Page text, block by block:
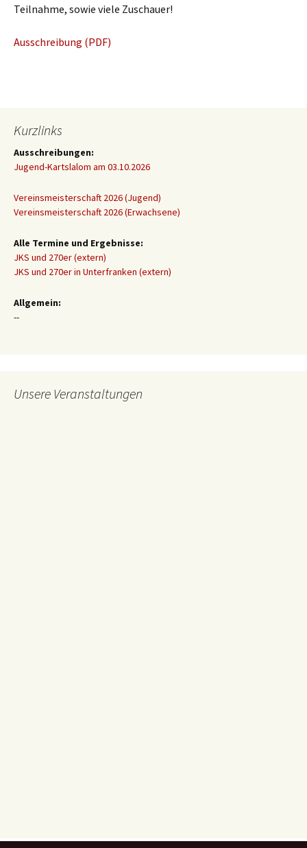
Teilnahme, sowie viele Zuschauer!
Ausschreibung (PDF)
Kurzlinks
Ausschreibungen:
Jugend-Kartslalom am 03.10.2026
Vereinsmeisterschaft 2026 (Jugend)
Vereinsmeisterschaft 2026 (Erwachsene)
Alle Termine und Ergebnisse:
JKS und 270er (extern)
JKS und 270er in Unterfranken (extern)
Allgemein:
--
Unsere Veranstaltungen